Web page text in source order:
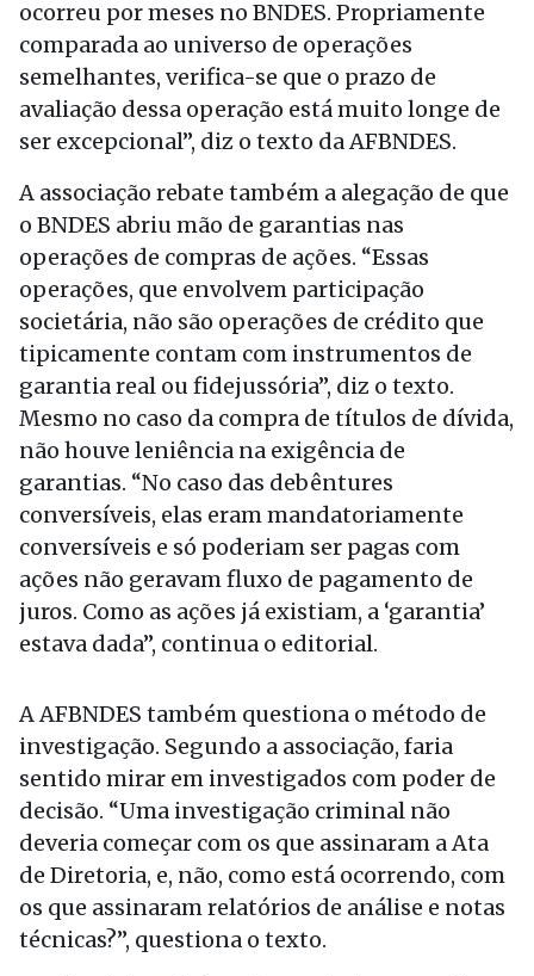
ocorreu por meses no BNDES. Propriamente
comparada ao universo de operações
semelhantes, verifica-se que o prazo de
avaliação dessa operação está muito longe de
ser excepcional”, diz o texto da AFBNDES.
A associação rebate também a alegação de que
o BNDES abriu mão de garantias nas
operações de compras de ações. “Essas
operações, que envolvem participação
societária, não são operações de crédito que
tipicamente contam com instrumentos de
garantia real ou fidejussória”, diz o texto.
Mesmo no caso da compra de títulos de dívida,
não houve leniência na exigência de
garantias. “No caso das debêntures
conversíveis, elas eram mandatoriamente
conversíveis e só poderiam ser pagas com
ações não geravam fluxo de pagamento de
juros. Como as ações já existiam, a ‘garantia’
estava dada”, continua o editorial.
A AFBNDES também questiona o método de
investigação. Segundo a associação, faria
sentido mirar em investigados com poder de
decisão. “Uma investigação criminal não
deveria começar com os que assinaram a Ata
de Diretoria, e, não, como está ocorrendo, com
os que assinaram relatórios de análise e notas
técnicas?”, questiona o texto.